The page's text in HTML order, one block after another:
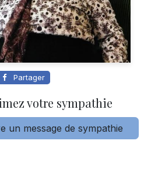
Partager
votre sympathie
un message de sympathie